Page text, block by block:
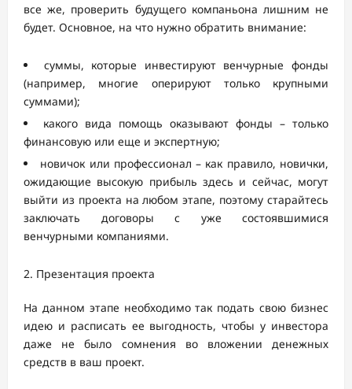
все же, проверить будущего компаньона лишним не
будет. Основное, на что нужно обратить внимание:
суммы, которые инвестируют венчурные фонды
(например, многие оперируют только крупными
суммами);
какого вида помощь оказывают фонды – только
финансовую или еще и экспертную;
новичок или профессионал – как правило, новички,
ожидающие высокую прибыль здесь и сейчас, могут
выйти из проекта на любом этапе, поэтому старайтесь
заключать договоры с уже состоявшимися
венчурными компаниями.
Презентация проекта
На данном этапе необходимо так подать свою бизнес
идею и расписать ее выгодность, чтобы у инвестора
даже не было сомнения во вложении денежных
средств в ваш проект.